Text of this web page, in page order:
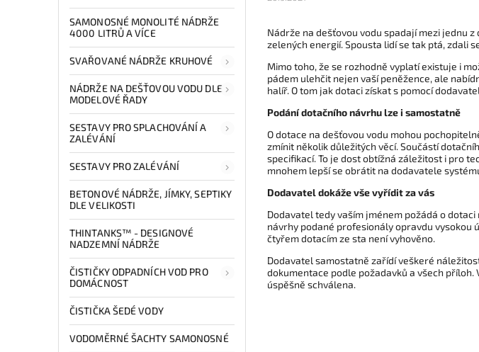
SAMONOSNÉ MONOLITÉ NÁDRŽE
4000 LITRŮ A VÍCE
SVAŘOVANÉ NÁDRŽE KRUHOVÉ
NÁDRŽE NA DEŠŤOVOU VODU DLE
MODELOVÉ ŘADY
SESTAVY PRO SPLACHOVÁNÍ A
ZALÉVÁNÍ
SESTAVY PRO ZALÉVÁNÍ
BETONOVÉ NÁDRŽE, JÍMKY, SEPTIKY
DLE VELIKOSTI
THINTANKS™ - DESIGNOVÉ
NADZEMNÍ NÁDRŽE
ČISTIČKY ODPADNÍCH VOD PRO
DOMÁCNOST
ČISTIČKA ŠEDÉ VODY
VODOMĚRNÉ ŠACHTY SAMONOSNÉ
Nádrže na dešťovou vodu spadají mezi jednu
zelených energií. Spousta lidí se tak ptá, zdali
Mimo toho, že se rozhodně vyplatí existuje i
pádem ulehčit nejen vaší peněžence, ale
halíř. O tom jak dotaci získat s pomocí
Podání dotačního návrhu lze i samostatně
O dotace na dešťovou vodu mohou
zmínit několik důležitých věcí. Součástí
specifikací. To je dost obtížná záležitost i pro
mnohem lepší se obrátit na dodavatele
Dodavatel dokáže vše vyřídit za vás
Dodavatel tedy vaším jménem požádá o
návrhy podané profesionály opravdu vysokou
čtyřem dotacím ze sta není vyhověno.
Dodavatel samostatně zařídí veškeré
dokumentace podle požadavků a všech
úspěšně schválena.